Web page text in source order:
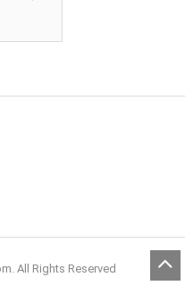
All Rights Reserved